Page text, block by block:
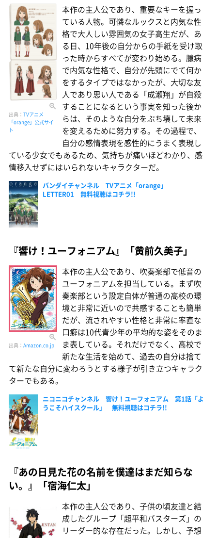
出典： TVアニメ
「orange」公式サイ
ト
本作の主人公であり、重要なキーを握っ
ている人物。可憐なルックスと内気な性
格で大人しい雰囲気の女子高生だが、あ
る日、10年後の自分からの手紙を受け取
った時からすべてが変わり始める。臆病
で内気な性格で、自分が先頭にでて何か
をするタイプではなかったが、大切な友
人であり思い人である「成瀬翔」が自殺
することになるという事実を知った後か
らは、そのような自分をぶち壊して未来
を変えるために努力する。その過程で、
自分の感情表現を感性的にうまく表現し
ている少女でもあるため、気持ちが痛いほどわかり、感
情移入せずにはいられないキャラクターだ。
バンダイチャンネル TVアニメ「orange」
LETTER01 無料視聴はコチラ!!
『響け！ユーフォニアム』「黄前久美子」
出典： Amazon.co.jp
本作の主人公であり、吹奏楽部で低音の
ユーフォニアムを担当している。まず吹
奏楽部という設定自体が普通の高校の環
境と非常に近いので共感することも簡単
だが、流されやすい性格と非常に率直な
口癖は10代青少年の平均的な姿をそのま
ま表している。それだけでなく、高校で
新たな生活を始めて、過去の自分は捨て
て新たな自分に変わろうとする様子が引き立つキャラク
ターでもある。
ニコニコチャンネル 響け！ユーフォニアム 第1話「よ
うこそハイスクール」 無料視聴はコチラ!!
『あの日見た花の名前を僕達はまだ知らな
い。』「宿海仁太」
本作の主人公であり、子供の頃友達と結
成したグループ「超平和バスターズ」の
リーダー的な存在だった。しかし、予想